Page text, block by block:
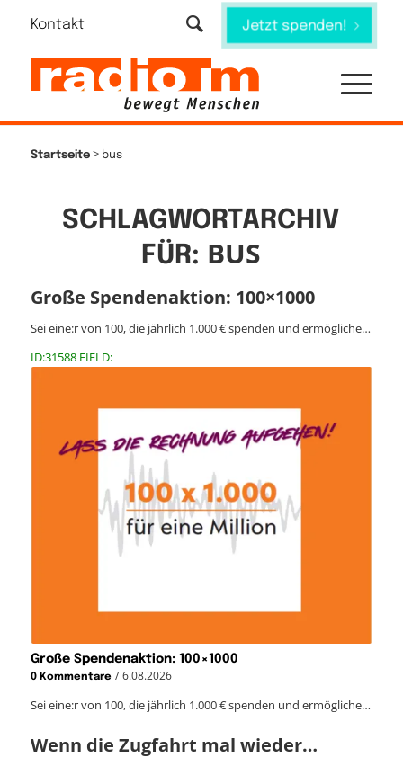
Kontakt Jetzt spenden!
Startseite> bus
SCHLAGWORTARCHIV
FÜR: BUS
Große Spendenaktion: 100×1000
Sei eine:r von 100, die jährlich 1.000 € spenden und ermögliche…
ID:31588 FIELD:
Große Spendenaktion: 100×1000
0 Kommentare / 6.08.2026
Sei eine:r von 100, die jährlich 1.000 € spenden und ermögliche…
Wenn die Zugfahrt mal wieder…